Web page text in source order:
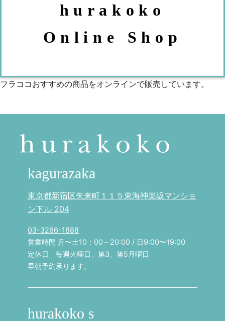
hurakoko
Online Shop
フラココおすすめの商品をオンラインで販売しています。
kagurazaka
東京都新宿区矢来町１１５東海神楽坂マンショ
ン下ル 204
03-3266-1888
営業時間 月〜土10：00～20:00 / 日9:00〜19:00
定休日 毎週火曜日、第3、第5月曜日
早朝予約承ります。
hurakoko s